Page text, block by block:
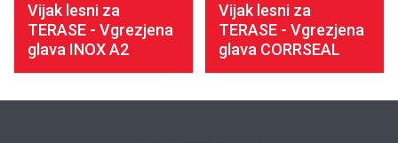
Vijak lesni za
TERASE - Vgrezjena
glava INOX A2
Vijak lesni za
TERASE - Vgrezjena
glava CORRSEAL